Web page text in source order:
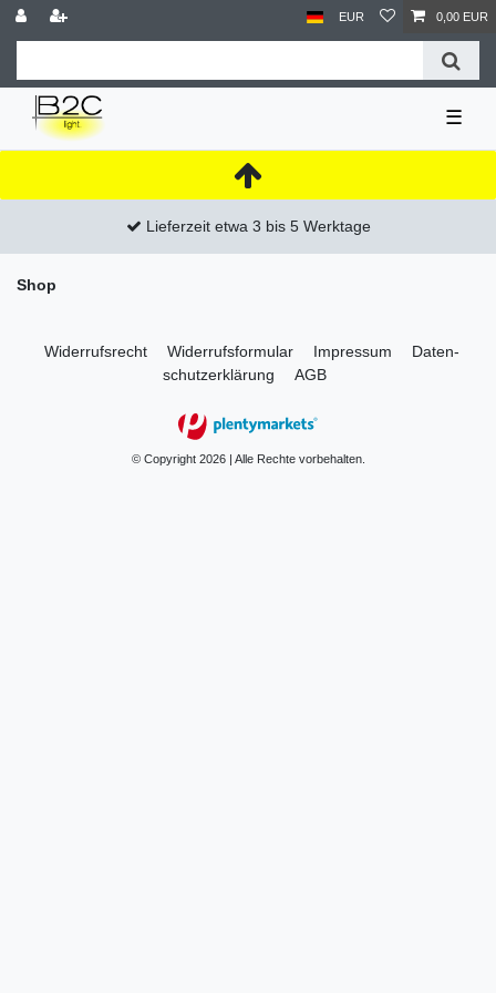
EUR 0,00 EUR
☰
Lieferzeit etwa 3 bis 5 Werktage
Shop
Widerrufs­recht Widerrufs­formular Impressum
Daten­
schutz­erklärung
AGB
© Copyright 2026 | Alle Rechte vorbehalten.